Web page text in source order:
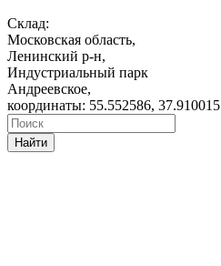
Склад:
Московская область,
Ленинский р-н,
Индустриальный парк
Андреевское,
координаты: 55.552586, 37.910015
Найти